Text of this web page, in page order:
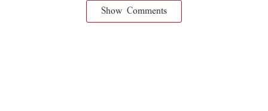
Show Comments